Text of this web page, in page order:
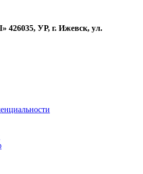
426035, УР, г. Ижевск, ул.